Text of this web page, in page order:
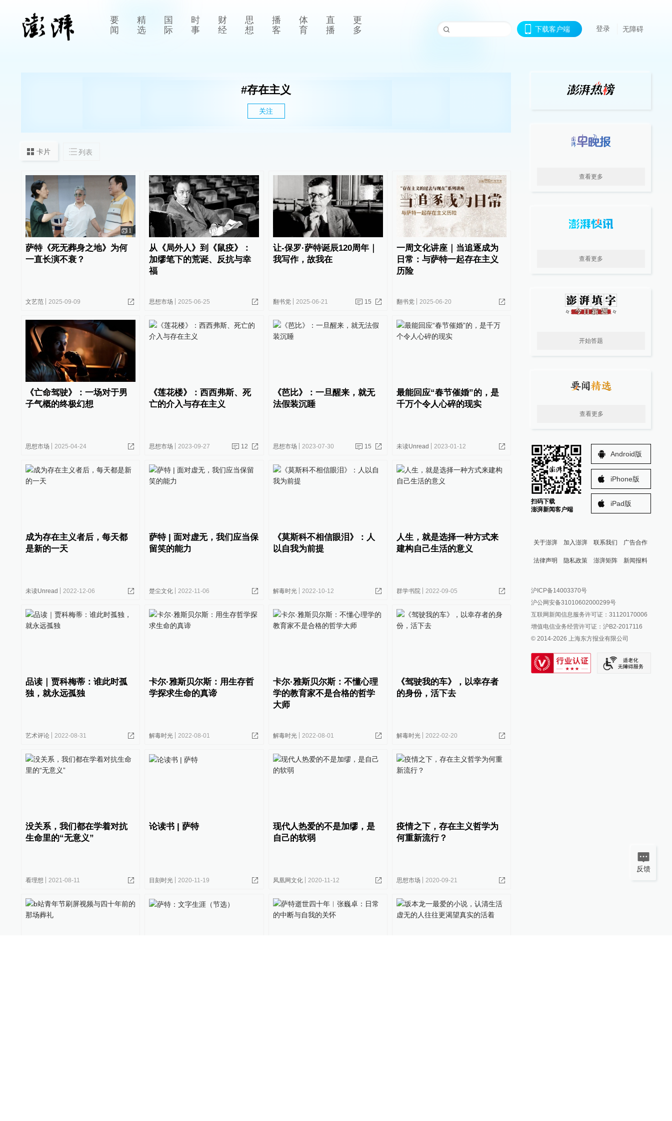
要
闻
精
选
国
际
时
事
财
经
思
想
播
客
体
育
直
播
更
多
下载客户端 登录 无障碍
#存在主义
关注
卡片 列表
1
萨特《死无葬身之地》为何
一直长演不衰？
文艺范 2025-09-09
从《局外人》到《鼠疫》：
加缪笔下的荒诞、反抗与幸
福
思想市场 2025-06-25
让-保罗·萨特诞辰120周年｜
我写作，故我在
翻书党 2025-06-21 15
一周文化讲座｜当追逐成为
日常：与萨特一起存在主义
历险
翻书党 2025-06-20
《亡命驾驶》：一场对于男
子气概的终极幻想
思想市场 2025-04-24
《莲花楼》：西西弗斯、死
亡的介入与存在主义
思想市场 2023-09-27 12
《芭比》：一旦醒来，就无
法假装沉睡
思想市场 2023-07-30 15
最能回应“春节催婚”的，是
千万个令人心碎的现实
未读Unread 2023-01-12
成为存在主义者后，每天都
是新的一天
未读Unread 2022-12-06
萨特 | 面对虚无，我们应当保
留笑的能力
楚尘文化 2022-11-06
《莫斯科不相信眼泪》：人
以自我为前提
解毒时光 2022-10-12
人生，就是选择一种方式来
建构自己生活的意义
群学书院 2022-09-05
品读｜贾科梅蒂：谁此时孤
独，就永远孤独
艺术评论 2022-08-31
卡尔·雅斯贝尔斯：用生存哲
学探求生命的真谛
解毒时光 2022-08-01
卡尔·雅斯贝尔斯：不懂心理
学的教育家不是合格的哲学
大师
解毒时光 2022-08-01
《驾驶我的车》，以幸存者
的身份，活下去
解毒时光 2022-02-20
没关系，我们都在学着对抗
生命里的“无意义”
看理想 2021-08-11
论读书 | 萨特
目刻时光 2020-11-19
现代人热爱的不是加缪，是
自己的软弱
凤凰网文化 2020-11-12
疫情之下，存在主义哲学为
何重新流行？
思想市场 2020-09-21
查看更多
查看更多
开始答题
查看更多
扫码下载
澎湃新闻客户端
Android版
iPhone版
iPad版
关于澎湃 加入澎湃 联系我们 广告合作
法律声明 隐私政策 澎湃矩阵
澎湃新闻公众号
澎湃新闻抖音号
派生万物开放平台
IP SHANGHAI
SIXTH TONE
新闻报料
报料邮箱: news@thepaper.cn
沪ICP备14003370号
沪公网安备31010602000299号
互联网新闻信息服务许可证：31120170006
增值电信业务经营许可证：沪B2-2017116
© 2014-2026 上海东方报业有限公司
反馈